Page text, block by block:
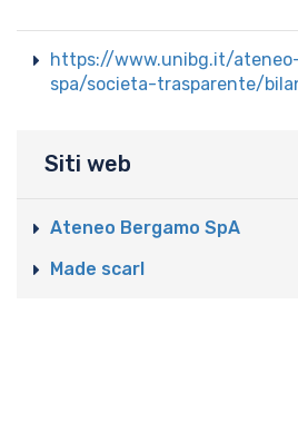
https://www.unibg.it/
spa/societa-trasparente/
Siti web
Ateneo Bergamo SpA
Made scarl